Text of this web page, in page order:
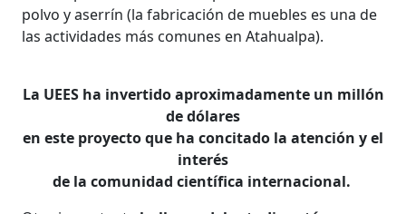
polvo y aserrín (la fabricación de muebles es una de
las actividades más comunes en Atahualpa).
La UEES ha invertido aproximadamente un millón
de dólares
en este proyecto que ha concitado la atención y el
interés
de la comunidad científica internacional.